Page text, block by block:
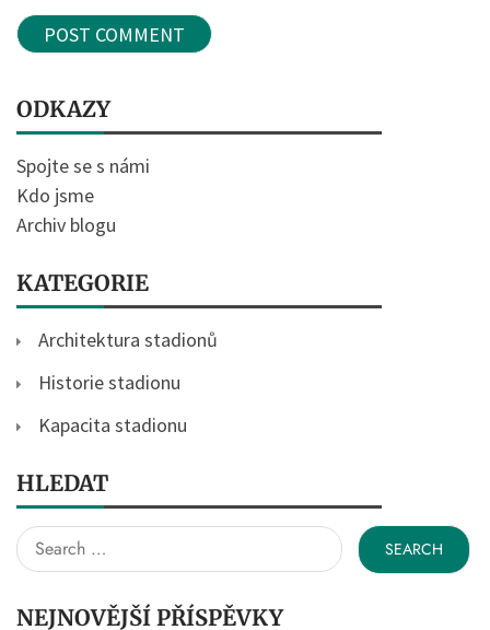
ODKAZY
Spojte se s námi
Kdo jsme
Archiv blogu
KATEGORIE
Architektura stadionů
Historie stadionu
Kapacita stadionu
HLEDAT
Search
for:
NEJNOVĚJŠÍ PŘÍSPĚVKY